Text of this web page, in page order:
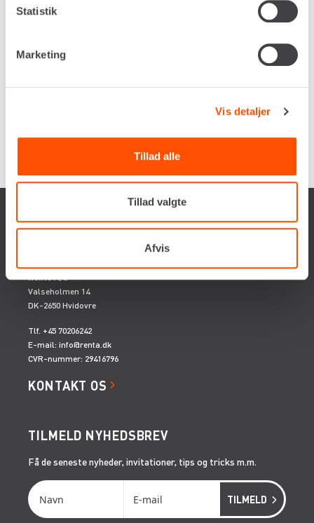
Statistik
Marketing
Vis detaljer
Tillad alle
Tillad valgte
Afvis
Renta A/S
Valseholmen 14
DK-2650 Hvidovre
Tlf. +45 70206242
E-mail: info@renta.dk
CVR-nummer: 29416796
KONTAKT OS
TILMELD NYHEDSBREV
Få de seneste nyheder, invitationer, tips og tricks m.m.